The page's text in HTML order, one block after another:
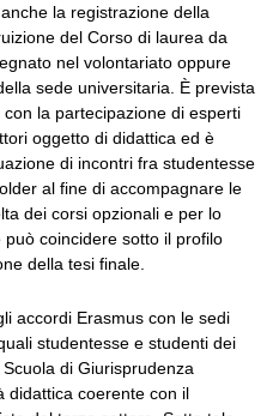
la registrazione della
del Corso di laurea da
nel volontariato oppure
sede universitaria. È prevista
con la partecipazione di esperti
oggetto di didattica ed è
di incontri fra studentesse
al fine di accompagnare le
dei corsi opzionali e per lo
coincidere sotto il profilo
della tesi finale.
accordi Erasmus con le sedi
studentesse e studenti dei
di Giurisprudenza
didattica coerente con il